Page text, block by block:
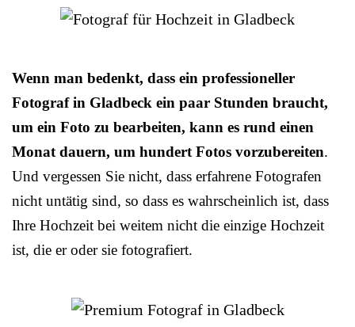
Wenn man bedenkt, dass ein professioneller
Fotograf in Gladbeck ein paar Stunden braucht,
um ein Foto zu bearbeiten, kann es rund einen
Monat dauern, um hundert Fotos vorzubereiten.
Und vergessen Sie nicht, dass erfahrene Fotografen
nicht untätig sind, so dass es wahrscheinlich ist, dass
Ihre Hochzeit bei weitem nicht die einzige Hochzeit
ist, die er oder sie fotografiert.